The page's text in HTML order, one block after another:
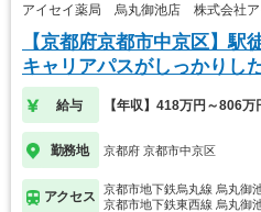
アイセイ薬局 烏丸御池店 株式会社ア
【京都府京都市中京区】駅
キャリアパスがしっかりし
給与 【年収】418万円～806万
勤務地 京都府 京都市中京区
アクセス
京都市地下鉄烏丸線 烏丸御
京都市地下鉄東西線 烏丸御